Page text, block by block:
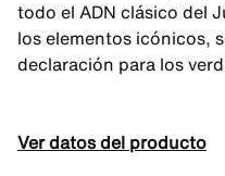
todo el ADN clásico del
los elementos icónicos,
declaración para los
Ver datos del producto